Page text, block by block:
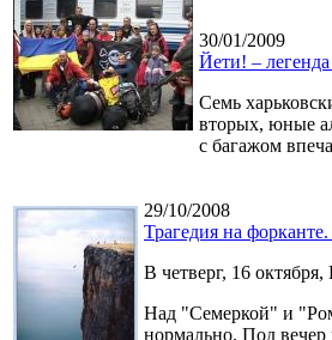
30/01/2009
Йети! –
Семь
вторых, юные
с багажом
29/10/2008
Трагедия на
В четверг, 16
Над "Семеркой" и
нормально. Под вечер